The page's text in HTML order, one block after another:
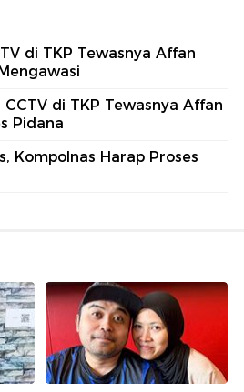
di TKP Tewasnya Affan
di TKP Tewasnya Affan
Pidana
Kompolnas Harap Proses